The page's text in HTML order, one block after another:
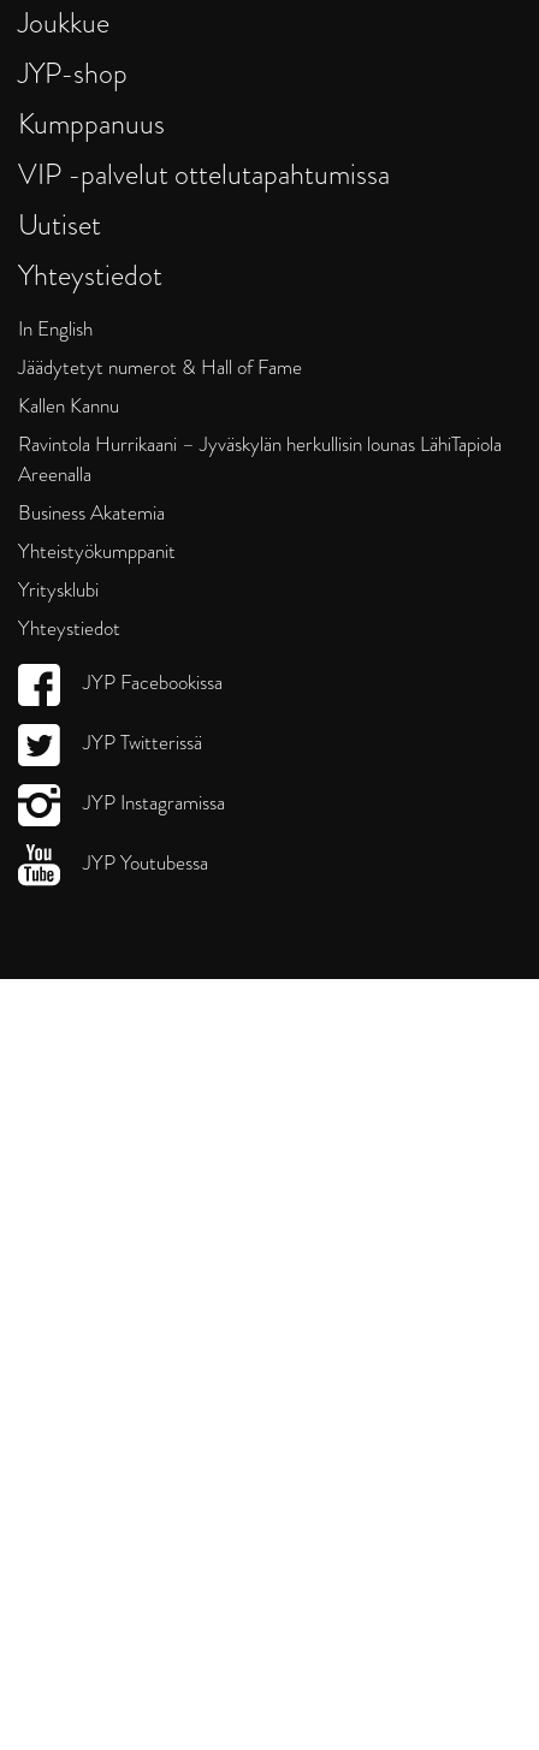
Joukkue
JYP-shop
Kumppanuus
VIP -palvelut ottelutapahtumissa
Uutiset
Yhteystiedot
In English
Jäädytetyt numerot & Hall of Fame
Kallen Kannu
Ravintola Hurrikaani – Jyväskylän herkullisin lounas LähiTapiola
Areenalla
Business Akatemia
Yhteistyökumppanit
Yritysklubi
Yhteystiedot
JYP Facebookissa
JYP Twitterissä
JYP Instagramissa
JYP Youtubessa